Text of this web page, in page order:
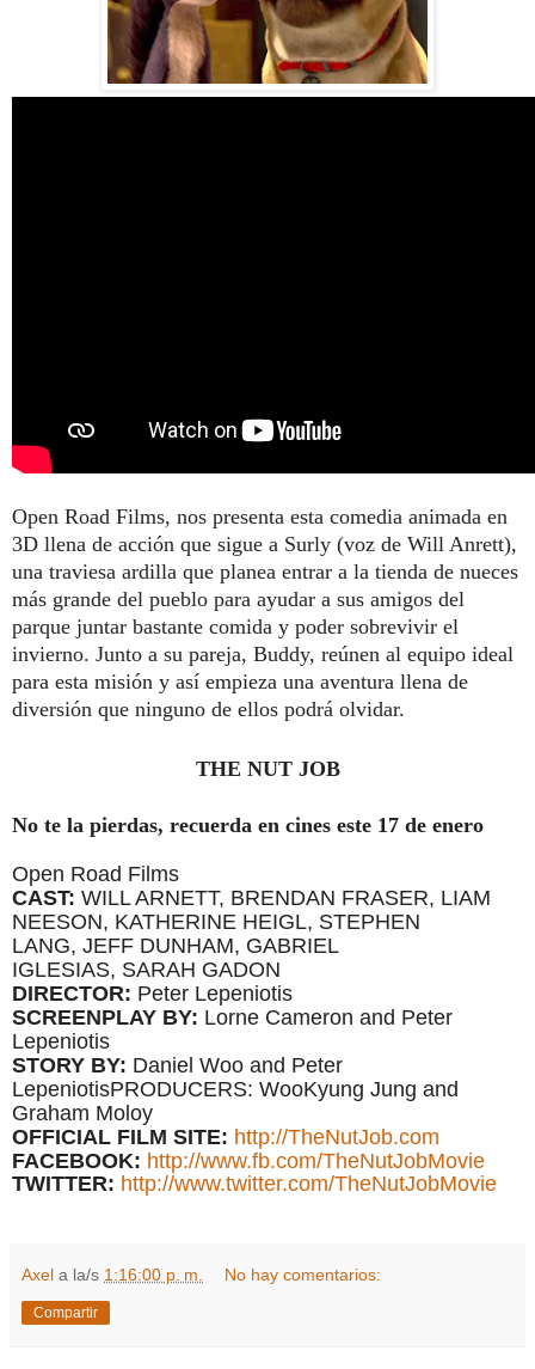
Open Road Films, nos presenta esta comedia animada en
3D llena de acción que sigue a Surly (voz de Will Anrett),
una traviesa ardilla que planea entrar a la tienda de nueces
más grande del pueblo para ayudar a sus amigos del
parque juntar bastante comida y poder sobrevivir el
invierno. Junto a su pareja, Buddy, reúnen al equipo ideal
para esta misión y así empieza una aventura llena de
diversión que ninguno de ellos podrá olvidar.
THE NUT JOB
No te la pierdas, recuerda en cines este 17 de enero
Open Road Films
CAST: WILL ARNETT, BRENDAN FRASER, LIAM
NEESON, KATHERINE HEIGL, STEPHEN
LANG, JEFF DUNHAM, GABRIEL
IGLESIAS, SARAH GADON
DIRECTOR: Peter Lepeniotis
SCREENPLAY BY: Lorne Cameron and Peter
Lepeniotis
STORY BY: Daniel Woo and Peter
LepeniotisPRODUCERS: WooKyung Jung and
Graham Moloy
OFFICIAL FILM SITE: http://TheNutJob.com
FACEBOOK: http://www.fb.com/TheNutJobMovie
TWITTER: http://www.twitter.com/TheNutJobMovie
Axel a la/s 1:16:00 p. m. No hay comentarios:
Compartir